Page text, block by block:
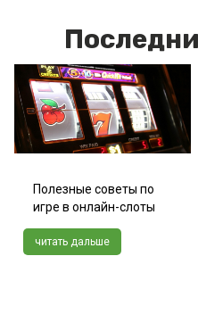
Полезные советы по
игре в онлайн-слоты
читать дальше